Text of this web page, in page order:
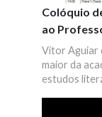
Colóquio
ao
Vítor Aguiar
maior da
estudos